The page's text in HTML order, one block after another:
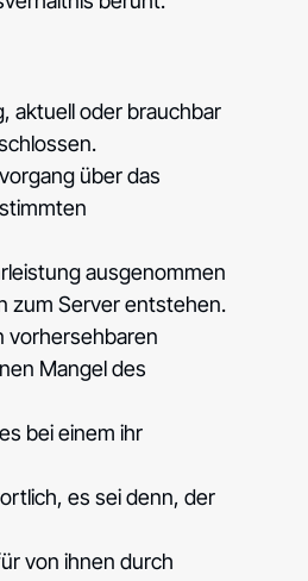
aktuell oder brauchbar
über das
ausgenommen
zum Server entstehen.
vorhersehbaren
Mangel des
bei einem ihr
es sei denn, der
von ihnen durch